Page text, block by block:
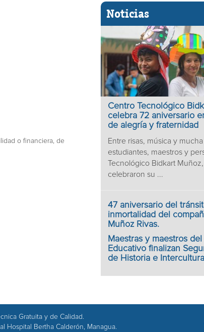
o financiera, de
Noticias
Centro Tecnológico
celebra 72 aniversario
de alegría y fraternidad
Entre risas, música y
estudiantes, maestros y
Tecnológico Bidkart
celebraron su ...
47 aniversario del
inmortalidad del
Muñoz Rivas.
Maestras y maestros del
Educativo finalizan
de Historia e
Gratuita y de Calidad.
Hospital Bertha Calderón, Managua.